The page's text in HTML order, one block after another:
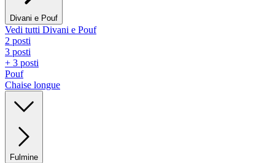
Divani e Pouf
Vedi tutti Divani e Pouf
2 posti
3 posti
+ 3 posti
Pouf
Chaise longue
Fulmine